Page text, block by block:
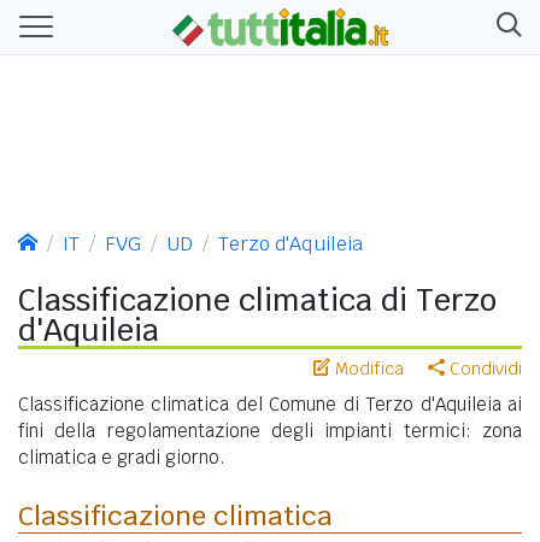
IT FVG UD Terzo d'Aquileia
Classificazione climatica di Terzo
d'Aquileia
Modifica Condividi
Classificazione climatica del Comune di Terzo d'Aquileia ai
fini della regolamentazione degli impianti termici: zona
climatica e gradi giorno.
Classificazione climatica